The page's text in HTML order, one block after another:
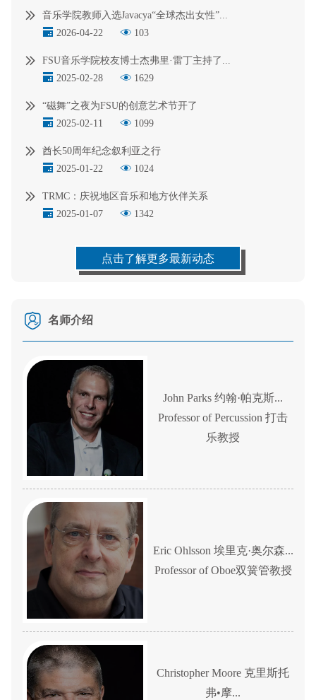
音乐学院教师入选Javacya“全球杰出女性”...
2026-04-22
103
FSU音乐学院校友博士杰弗里·雷丁主持了...
2025-02-28
1629
“磁舞”之夜为FSU的创意艺术节开了
2025-02-11
1099
酋长50周年纪念叙利亚之行
2025-01-22
1024
TRMC：庆祝地区音乐和地方伙伴关系
2025-01-07
1342
点击了解更多最新动态
名师介绍
John Parks 约翰·帕克斯...
Professor of Percussion 打击
乐教授
Eric Ohlsson 埃里克·奥尔森...
Professor of Oboe双簧管教授
Christopher Moore 克里斯托
弗•摩...